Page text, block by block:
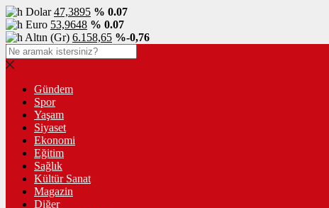
Dolar47,3895 % 0.07
Euro 53,9648 % 0.07
Altın (Gr) 6.158,65 %-0,76
Gündem
Spor
Yaşam
Siyaset
Ekonomi
Eğitim
Sağlık
Kültür Sanat
Magazin
Diğer